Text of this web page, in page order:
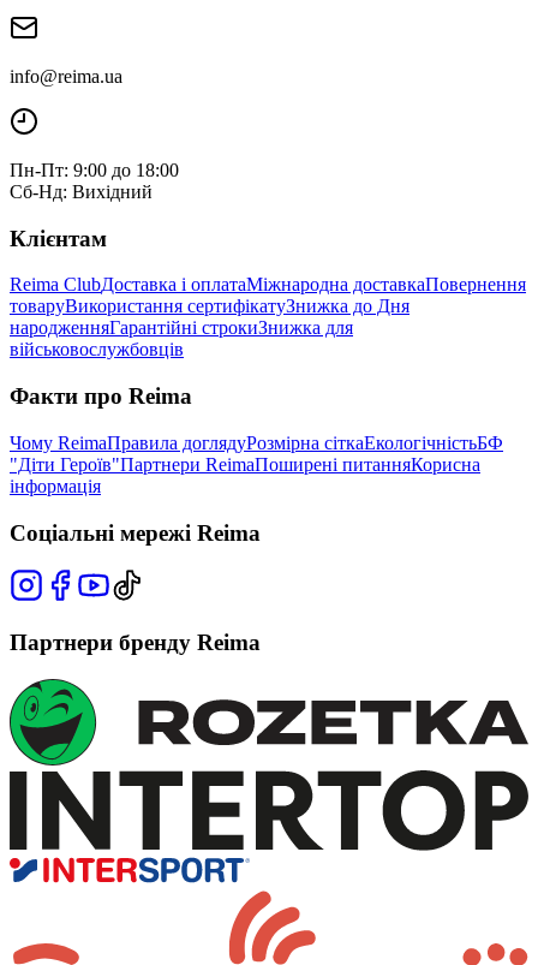
info@reima.ua
Пн-Пт: 9:00 до 18:00
Сб-Нд: Вихідний
Клієнтам
Reima ClubДоставка і оплатаМіжнародна доставкаПовернення
товаруВикористання сертифікатуЗнижка до Дня
народженняГарантійні строкиЗнижка для
військовослужбовців
Факти про Reima
Чому ReimaПравила доглядуРозмірна сіткаЕкологічністьБФ
"Діти Героїв"Партнери ReimaПоширені питанняКорисна
інформація
Соціальні мережі Reima
Партнери бренду Reima